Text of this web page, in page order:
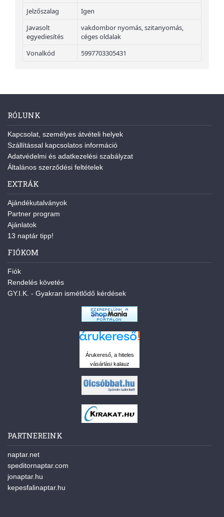
Jelzőszalag
Igen
Javasolt
egyediesítés
vakdombor nyomás, szitanyomás,
céges oldalak
Vonalkód
5997703305431
RÓLUNK
Kapcsolat, személyes átvételi helyek
Szállítással kapcsolatos információ
Adatvédelmi és adatkezelési szabályzat
Általános szerződési feltételek
EXTRÁK
Ajándékutalványok
Partner program
Ajánlatok
13 naptár tipp!
FIÓKOM
Fiók
Rendelés követés
GY.I.K. - Gyakran ismétlődő kérdések
Árukereső, a hiteles
vásárlási kalauz
PARTNEREINK
naptar.net
speditornaptar.com
jonaptar.hu
kepesfalinaptar.hu